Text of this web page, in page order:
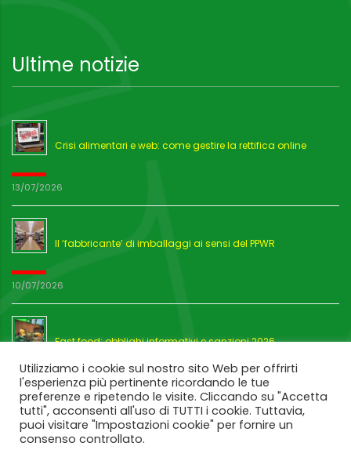
Ultime notizie
Crisi alimentari e web: come gestire la rettifica online
13/07/2026
Il ‘fabbricante’ di imballaggi ai sensi del PPWR
10/07/2026
Fast food: obblighi informativi e sanzioni 2026
03/07/2026
Utilizziamo i cookie sul nostro sito Web per offrirti
l'esperienza più pertinente ricordando le tue
preferenze e ripetendo le visite. Cliccando su "Accetta
tutti", acconsenti all'uso di TUTTI i cookie. Tuttavia,
puoi visitare "Impostazioni cookie" per fornire un
consenso controllato.